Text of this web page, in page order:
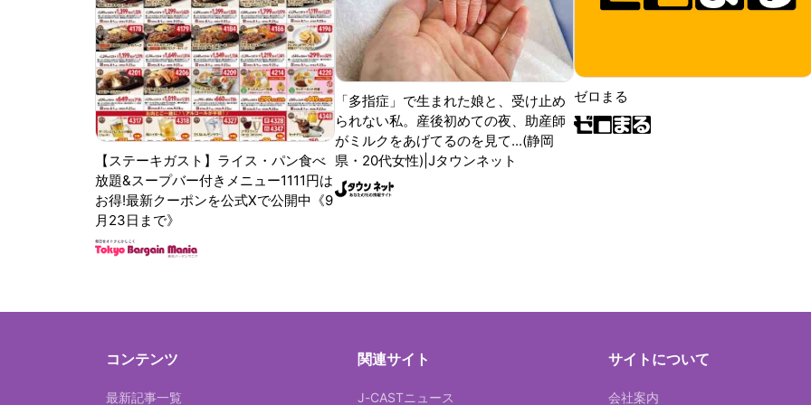
【ステーキガスト】ライス・パン食べ
放題&スープバー付きメニュー1111円は
お得!最新クーポンを公式Xで公開中《9
月23日まで》
「多指症」で生まれた娘と、受け止め
られない私。産後初めての夜、助産師
がミルクをあげてるのを見て...(静岡
県・20代女性)|Jタウンネット
ゼロまる
コンテンツ
最新記事一覧
関連サイト
J-CASTニュース
サイトについて
会社案内